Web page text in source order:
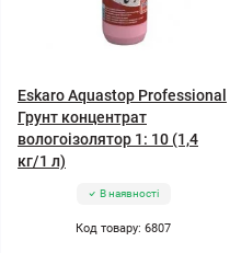
Eskaro Aquastop Professional
Грунт концентрат
вологоізолятор 1: 10 (1,4
кг/1 л)
В наявності
Код товару: 6807